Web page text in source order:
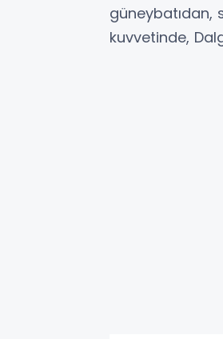
güneybatıdan,
kuvvetinde,